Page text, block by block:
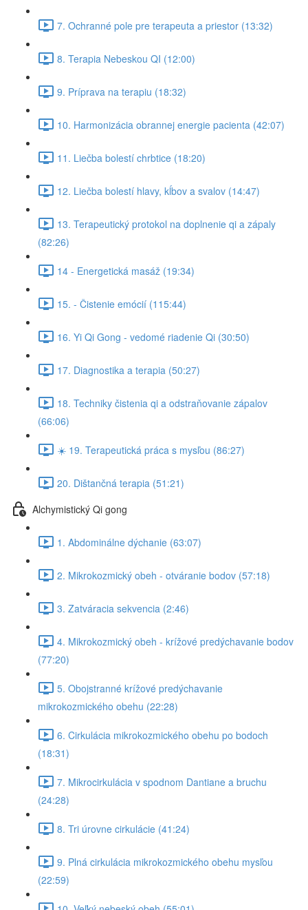
7. Ochranné pole pre terapeuta a priestor (13:32)
8. Terapia Nebeskou QI (12:00)
9. Príprava na terapiu (18:32)
10. Harmonizácia obrannej energie pacienta (42:07)
11. Liečba bolestí chrbtice (18:20)
12. Liečba bolestí hlavy, kĺbov a svalov (14:47)
13. Terapeutický protokol na doplnenie qi a zápaly
(82:26)
14 - Energetická masáž (19:34)
15. - Čistenie emócií (115:44)
16. Yi Qi Gong - vedomé riadenie Qi (30:50)
17. Diagnostika a terapia (50:27)
18. Techniky čistenia qi a odstraňovanie zápalov
(66:06)
☀️ 19. Terapeutická práca s mysľou (86:27)
20. Dištančná terapia (51:21)
Alchymistický Qi gong
1. Abdominálne dýchanie (63:07)
2. Mikrokozmický obeh - otváranie bodov (57:18)
3. Zatváracia sekvencia (2:46)
4. Mikrokozmický obeh - krížové predýchavanie bodov
(77:20)
5. Obojstranné krížové predýchavanie
mikrokozmického obehu (22:28)
6. Cirkulácia mikrokozmického obehu po bodoch
(18:31)
7. Mikrocirkulácia v spodnom Dantiane a bruchu
(24:28)
8. Tri úrovne cirkulácie (41:24)
9. Plná cirkulácia mikrokozmického obehu mysľou
(22:59)